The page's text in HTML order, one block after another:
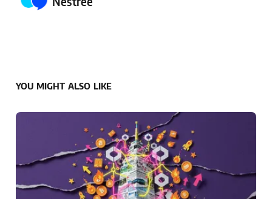
YOU MIGHT ALSO LIKE